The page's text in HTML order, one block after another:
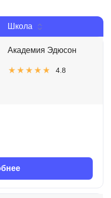
Школа
Академия Эдюсон
4.8